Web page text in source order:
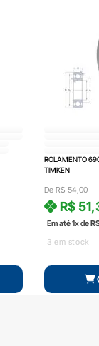
ROLAMENTO
TIMKEN
DeR$54,00
Em até 1x de
R$
3 em stock